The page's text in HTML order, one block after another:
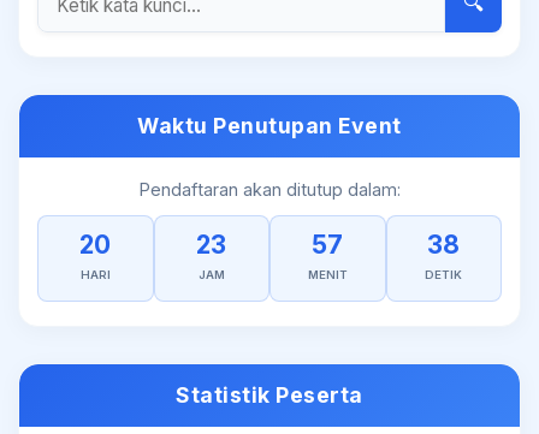
Waktu Penutupan Event
Pendaftaran akan ditutup dalam:
20
HARI
23
JAM
57
MENIT
38
DETIK
Statistik Peserta